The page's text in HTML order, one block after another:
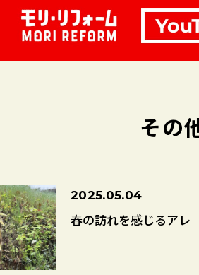
その
2025.05.04
春の訪れを感じるアレ